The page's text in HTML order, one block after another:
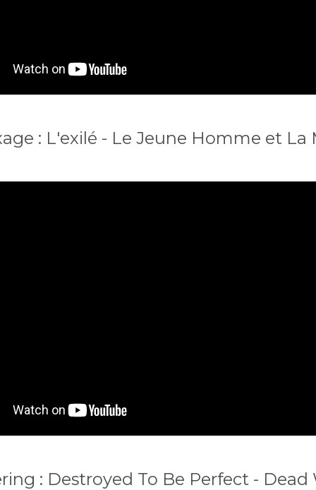
: L'exilé - Le Jeune Homme et La
: Destroyed To Be Perfect - Dead